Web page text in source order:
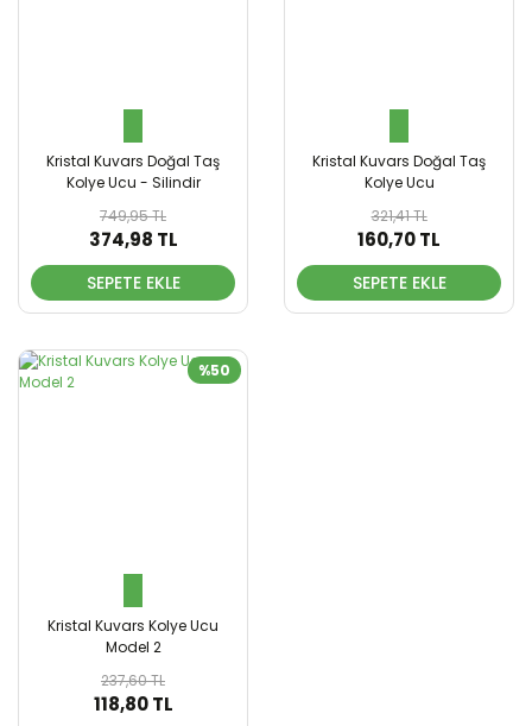
Kristal Kuvars Doğal Taş
Kolye Ucu - Silindir
749,95 TL
374,98 TL
SEPETE EKLE
Kristal Kuvars Doğal Taş
Kolye Ucu
321,41 TL
160,70 TL
SEPETE EKLE
%50
Kristal Kuvars Kolye Ucu
Model 2
237,60 TL
118,80 TL